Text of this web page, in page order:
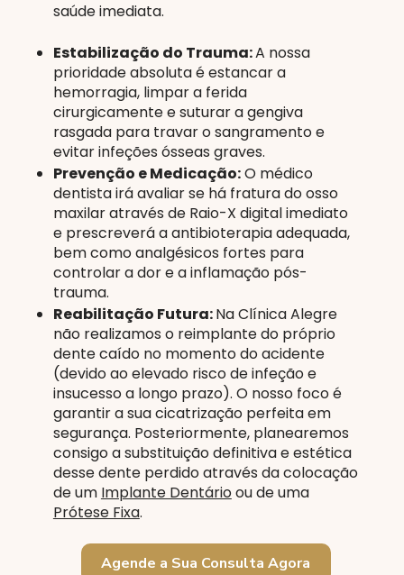
saúde imediata.
Estabilização do Trauma:A nossa
prioridade absoluta é estancar a
hemorragia, limpar a ferida
cirurgicamente e suturar a gengiva
rasgada para travar o sangramento e
evitar infeções ósseas graves.
Prevenção e Medicação:O médico
dentista irá avaliar se há fratura do osso
maxilar através de Raio-X digital imediato
e prescreverá a antibioterapia adequada,
bem como analgésicos fortes para
controlar a dor e a inflamação pós-
trauma.
Reabilitação Futura:Na Clínica Alegre
não realizamos o reimplante do próprio
dente caído no momento do acidente
(devido ao elevado risco de infeção e
insucesso a longo prazo). O nosso foco é
garantir a sua cicatrização perfeita em
segurança. Posteriormente, planearemos
consigo a substituição definitiva e estética
desse dente perdido através da colocação
de um Implante Dentárioou de uma
Prótese Fixa.
Agende a Sua Consulta Agora